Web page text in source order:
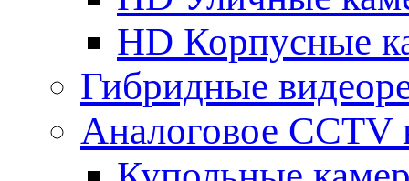
HD Корпусные
Гибридные
Аналоговое CCTV